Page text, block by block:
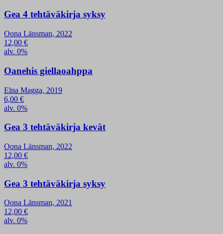
Gea 4 tehtäväkirja syksy
Oona Länsman, 2022
12,00 €
alv. 0%
Oanehis giellaoahppa
Elna Magga, 2019
6,00 €
alv. 0%
Gea 3 tehtäväkirja kevät
Oona Länsman, 2022
12,00 €
alv. 0%
Gea 3 tehtäväkirja syksy
Oona Länsman, 2021
12,00 €
alv. 0%